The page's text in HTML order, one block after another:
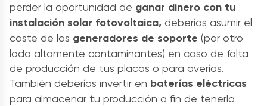
perder la oportunidad de ganar dinero con tu
instalación solar fotovoltaica, deberías asumir el
coste de los generadores de soporte (por otro
lado altamente contaminantes) en caso de falta
de producción de tus placas o para averías.
También deberías invertir en baterías eléctricas
para almacenar tu producción a fin de tenerla